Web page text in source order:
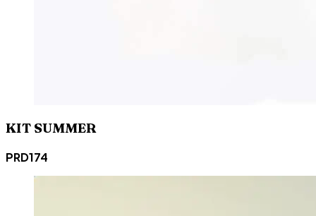
KIT SUMMER
PRD174